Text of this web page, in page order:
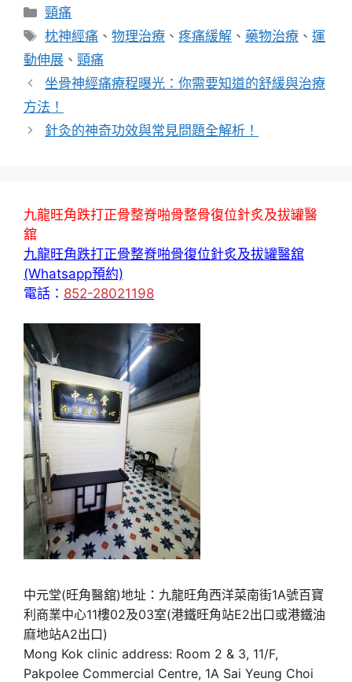
分
類
頸痛
標
籤
枕神經痛 、物理治療 、疼痛緩解 、 藥物治療 、運
動伸展 、 頸痛
坐骨神經痛療程曝光：你需要知道的舒緩與治療
方法！
針灸的神奇功效與常見問題全解析！
九龍旺角跌打正骨整脊啪骨整骨復位針炙及拔罐醫
舘
九龍旺角跌打正骨整脊啪骨復位針炙及拔罐醫舘
(Whatsapp預約)
電話： 852-28021198
中元堂(旺角醫舘)地址：九龍旺角西洋菜南街1A號百寶
利商業中心11樓02及03室(港鐵旺角站E2出口或港鐵油
麻地站A2出口)
Mong Kok clinic address: Room 2 & 3, 11/F,
Pakpolee Commercial Centre, 1A Sai Yeung Choi